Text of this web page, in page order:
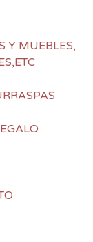
Y MUEBLES,